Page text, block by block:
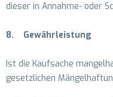
dieser in Annahme- oder
8. Gewährleistung
Ist die Kaufsache
gesetzlichen